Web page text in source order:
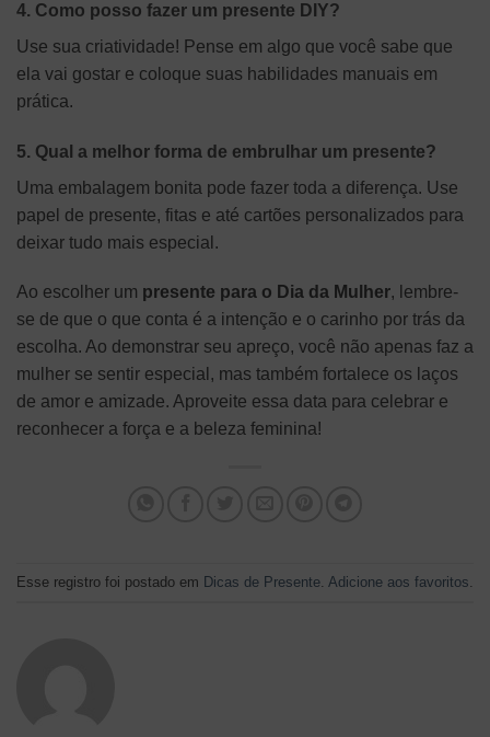
4. Como posso fazer um presente DIY?
Use sua criatividade! Pense em algo que você sabe que
ela vai gostar e coloque suas habilidades manuais em
prática.
5. Qual a melhor forma de embrulhar um presente?
Uma embalagem bonita pode fazer toda a diferença. Use
papel de presente, fitas e até cartões personalizados para
deixar tudo mais especial.
Ao escolher um presente para o Dia da Mulher, lembre-
se de que o que conta é a intenção e o carinho por trás da
escolha. Ao demonstrar seu apreço, você não apenas faz a
mulher se sentir especial, mas também fortalece os laços
de amor e amizade. Aproveite essa data para celebrar e
reconhecer a força e a beleza feminina!
Esse registro foi postado em Dicas de Presente Adicione aos favoritos